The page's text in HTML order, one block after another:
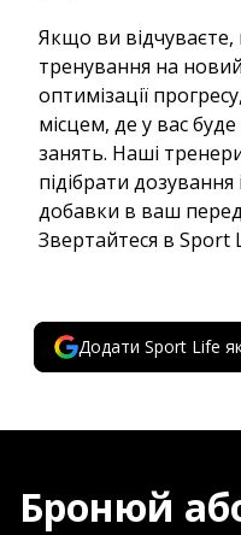
Якщо ви відчуваєте,
тренування на
оптимізації
місцем, де у вас
занять. Наші
підібрати
добавки в ваш
Звертайтеся в Sport
Додати Sport Life
Бронюй